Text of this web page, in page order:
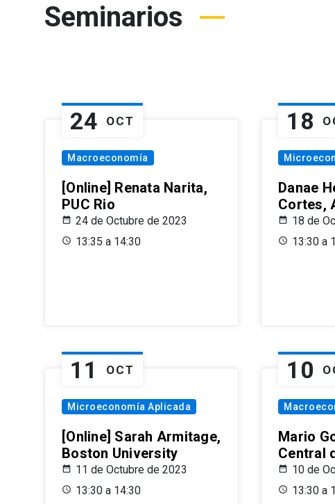
Seminarios
24 OCT
Macroeconomía
[Online] Renata Narita,
PUC Rio
24 de Octubre de 2023
13:35 a 14:30
18
Danae
Cortes,
18 de
13:30 a
11 OCT
Microeconomía Aplicada
[Online] Sarah Armitage,
Boston University
11 de Octubre de 2023
13:30 a 14:30
10
Mario
Central
10 de
13:30 a